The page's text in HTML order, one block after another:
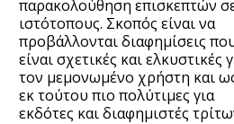
παρακολούθηση επισκεπτών
ιστότοπους. Σκοπός είναι να
προβάλλονται διαφημίσεις
είναι σχετικές και ελκυστικές
τον μεμονωμένο χρήστη και
εκ τούτου πιο πολύτιμες για
εκδότες και διαφημιστές